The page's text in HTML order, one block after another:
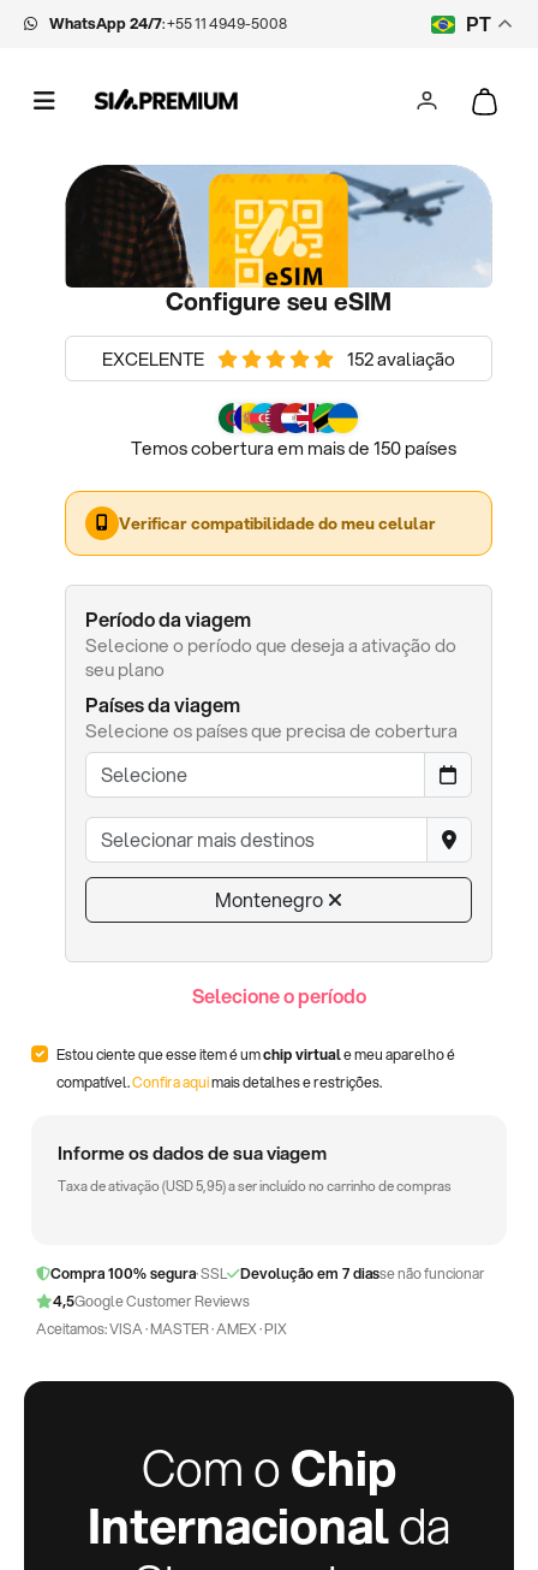
WhatsApp 24/7:+55 11 4949-5008 PT
Configure seu eSIM
EXCELENTE 152 avaliação
Temos cobertura em mais de 150 países
Verificar compatibilidade do meu celular
Período da viagem
Selecione o período que deseja a ativação do
seu plano
Países da viagem
Selecione os países que precisa de cobertura
Montenegro
Selecione o período
Estou ciente que esse item é umchip virtuale meu aparelho é
compatível.Confira aquimais detalhes e restrições.
Informe os dados de sua viagem
Taxa de ativação (USD5,95) a ser incluído no carrinho de compras
Compra 100% segura· SSL Devolução em 7 diasse não funcionar
4,5Google Customer Reviews
Aceitamos: VISA · MASTER · AMEX · PIX
Com oChip
Internacionalda